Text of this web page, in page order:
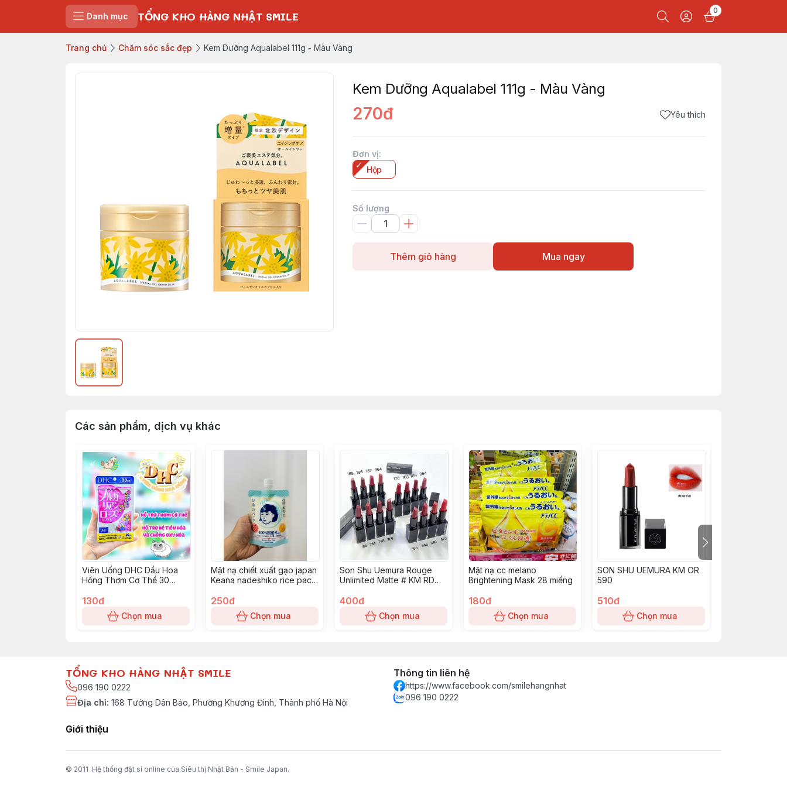
Danh mục TỔNG KHO HÀNG NHẬT SMILE 0
Trang chủ Chăm sóc sắc đẹp Kem Dưỡng Aqualabel 111g - Màu Vàng
Kem Dưỡng Aqualabel 111g - Màu Vàng
270đ Yêu thích
Đơn vị:
Hộp
Số lượng
Thêm giỏ hàng Mua ngay
Các sản phẩm, dịch vụ khác
Viên Uống DHC Dầu Hoa
Hồng Thơm Cơ Thể 30
130đ
Chọn mua
Mặt nạ chiết xuất gạo japan
Keana nadeshiko rice pack
250đ
Chọn mua
Son Shu Uemura Rouge
Unlimited Matte # KM RD
400đ
Chọn mua
Mặt nạ cc melano
Brightening Mask 28 miếng
180đ
Chọn mua
SON SHU UEMURA KM OR
590
510đ
Chọn mua
TỔNG KHO HÀNG NHẬT SMILE
096 190 0222
Địa chỉ: 168 Tưởng Dân Bảo, Phường Khương Đình, Thành phố Hà Nội
Thông tin liên hệ
https://www.facebook.com/smilehangnhat
096 190 0222
Giới thiệu
© 2011 Hệ thống đặt sỉ online của Siêu thị Nhật Bản - Smile Japan.